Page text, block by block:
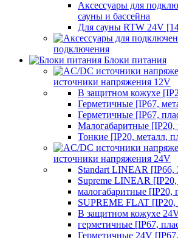
Аксессуары для
сауны и бассейна
Для сауны RTW 24V
подключения
Блоки питания
источники напряжения 12V
В защитном кожухе
Герметичные [IP67,
Герметичные [IP67,
Малогабаритные [IP20,
Тонкие [IP20, металл,
источники напряжения 24V
Standart LINEAR [IP66,
Supreme LINEAR [IP20,
малогабаритные [IP20,
SUPREME FLAT [IP20,
В защитном кожухе
герметичные [IP67,
Герметичные 24V